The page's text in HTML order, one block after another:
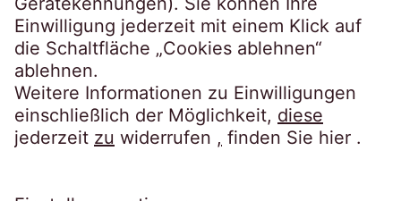
post@eos-ts.com